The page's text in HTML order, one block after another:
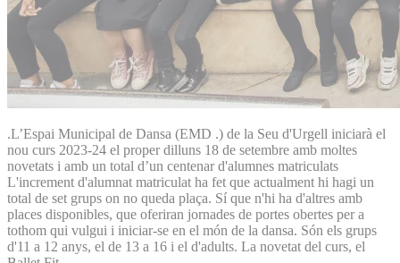
.L’Espai Municipal de Dansa (EMD .) de la Seu d'Urgell iniciarà el
nou curs 2023-24 el proper dilluns 18 de setembre amb moltes
novetats i amb un total d’un centenar d'alumnes matriculats
L'increment d'alumnat matriculat ha fet que actualment hi hagi un
total de set grups on no queda plaça. Sí que n'hi ha d'altres amb
places disponibles, que oferiran jornades de portes obertes per a
tothom qui vulgui i iniciar-se en el món de la dansa. Són els grups
d'11 a 12 anys, el de 13 a 16 i el d'adults. La novetat del curs, el